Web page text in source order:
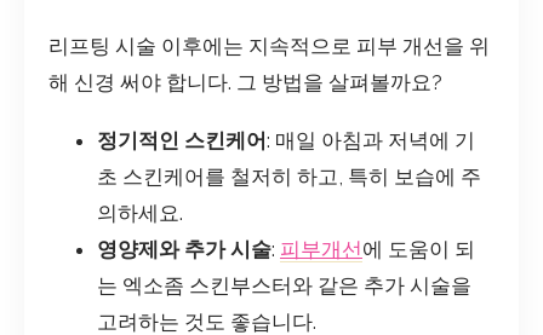
리프팅 시술 이후에는 지속적으로 피부 개선을 위
해 신경 써야 합니다. 그 방법을 살펴볼까요?
정기적인 스킨케어: 매일 아침과 저녁에 기
초 스킨케어를 철저히 하고, 특히 보습에 주
의하세요.
영양제와 추가 시술: 피부개선에 도움이 되
는 엑소좀 스킨부스터와 같은 추가 시술을
고려하는 것도 좋습니다.